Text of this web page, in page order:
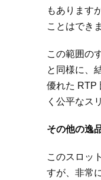
もあります
ことはでき
この範囲の
と同様に、
優れた RTP
く公平なス
その他の逸
このスロッ
すが、非常